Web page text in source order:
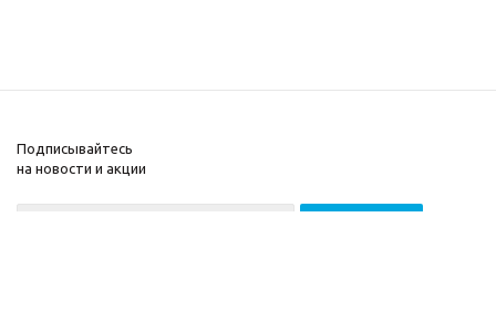
Подписывайтесь
на новости и акции